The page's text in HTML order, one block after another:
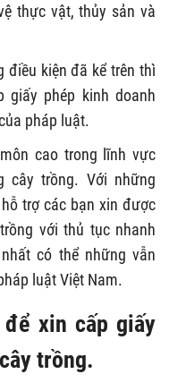
thực vật, thủy sản và
kiện đã kể trên thì
giấy phép kinh doanh
pháp luật.
cao trong lĩnh vực
cây trồng. Với những
hỗ trợ các bạn xin được
với thủ tục nhanh
có thể những vẫn
luật Việt Nam.
xin cấp giấy
trồng.